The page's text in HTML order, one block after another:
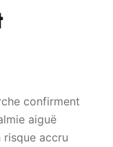
confirment
aiguë
risque accru